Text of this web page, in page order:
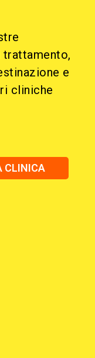
e
cliniche
CLINICA